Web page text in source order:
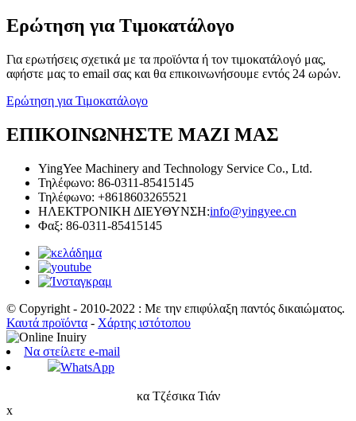
Ερώτηση για Τιμοκατάλογο
Για ερωτήσεις σχετικά με τα προϊόντα ή τον τιμοκατάλογό μας,
αφήστε μας το email σας και θα επικοινωνήσουμε εντός 24 ωρών.
Ερώτηση για Τιμοκατάλογο
ΕΠΙΚΟΙΝΩΝΗΣΤΕ ΜΑΖΙ ΜΑΣ
YingYee Machinery and Technology Service Co., Ltd.
Τηλέφωνο: 86-0311-85415145
Τηλέφωνο: +8618603265521
ΗΛΕΚΤΡΟΝΙΚΗ ΔΙΕΥΘΥΝΣΗ:info@yingyee.cn
Φαξ: 86-0311-85415145
© Copyright - 2010-2022 : Με την επιφύλαξη παντός δικαιώματος.
Καυτά προϊόντα - Χάρτης ιστότοπου
Να στείλετε e-mail
WhatsApp
κα Τζέσικα Τιάν
x